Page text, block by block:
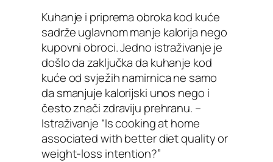
Kuhanje i priprema obroka kod kuće
sadrže uglavnom manje kalorija nego
kupovni obroci. Jedno istraživanje je
došlo da zaključka da kuhanje kod
kuće od svježih namirnica ne samo
da smanjuje kalorijski unos nego i
često znači zdraviju prehranu. –
Istraživanje “Is cooking at home
associated with better diet quality or
weight-loss intention?”